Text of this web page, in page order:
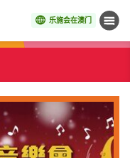
乐施会在澳门 菜单